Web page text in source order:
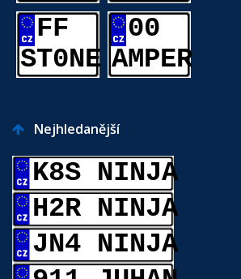
FF
ST0NE
00
AMPER
Nejhledanější
K8S NINJA
H2R NINJA
JN4 NINJA